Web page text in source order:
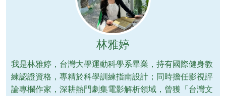
林雅婷
我是林雅婷，台灣大學運動科學系畢業，持有國際健身教
練認證資格，專精於科學訓練指南設計；同時擔任影視評
論專欄作家，深耕熱門劇集電影解析領域，曾獲「台灣文